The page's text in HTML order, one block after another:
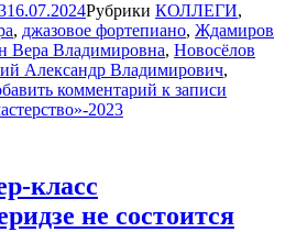
16.07.2024Рубрики КОЛЛЕГИ,
, джазовое фортепиано, Ждамиров
Вера Владимировна, Новосёлов
Александр Владимирович,
комментарий к записи
2023
класс
не состоится